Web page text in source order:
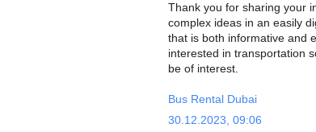
Thank you for sharing your
complex ideas in an easily
that is both informative and
interested in transportation
be of interest.
Bus Rental Dubai
30.12.2023, 09:06